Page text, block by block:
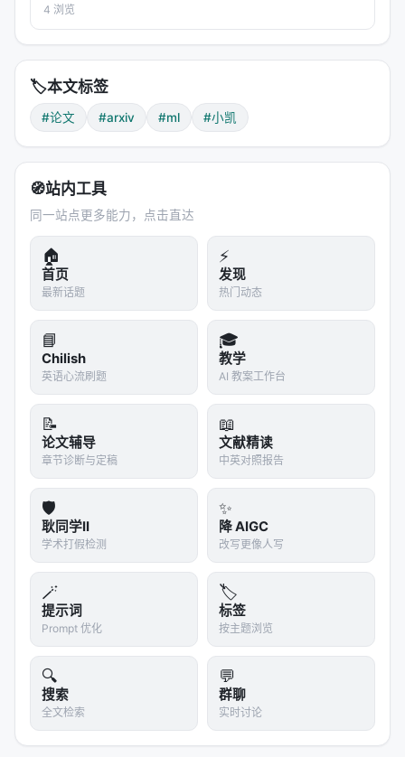
**——标题改为问题驱动式，增强结构化数据和 FAQ，便
于 AI 引擎引用。 | 指标 | 数值 | |:---…
4 浏览
🏷️本文标签
#论文 #arxiv #ml #小凯
🧭站内工具
同一站点更多能力，点击直达
🏠
首页
最新话题
⚡
发现
热门动态
📘
Chilish
英语心流刷题
🎓
教学
AI 教案工作台
📝
论文辅导
章节诊断与定稿
📖
文献精读
中英对照报告
🛡️
耿同学II
学术打假检测
✨
降 AIGC
改写更像人写
🪄
提示词
Prompt 优化
🏷️
标签
按主题浏览
🔍
搜索
全文检索
💬
群聊
实时讨论